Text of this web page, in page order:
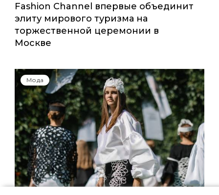
Fashion Channel впервые объединит
элиту мирового туризма на
торжественной церемонии в
Москве
Мода